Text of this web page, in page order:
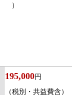
）
195,000円
（税別・共益費含）